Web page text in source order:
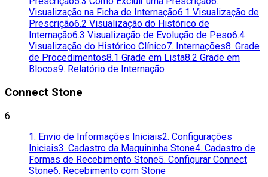
Visualização na Ficha de Internação6.1 Visualização de
Prescrição6.2 Visualização do Histórico de
Internação6.3 Visualização de Evolução de Peso6.4
Visualização do Histórico Clínico7. Internações8. Grade
de Procedimentos8.1 Grade em Lista8.2 Grade em
Blocos9. Relatório de Internação
Connect Stone
6
1. Envio de Informações Iniciais2. Configurações
Iniciais3. Cadastro da Maquininha Stone4. Cadastro de
Formas de Recebimento Stone5. Configurar Connect
Stone6. Recebimento com Stone